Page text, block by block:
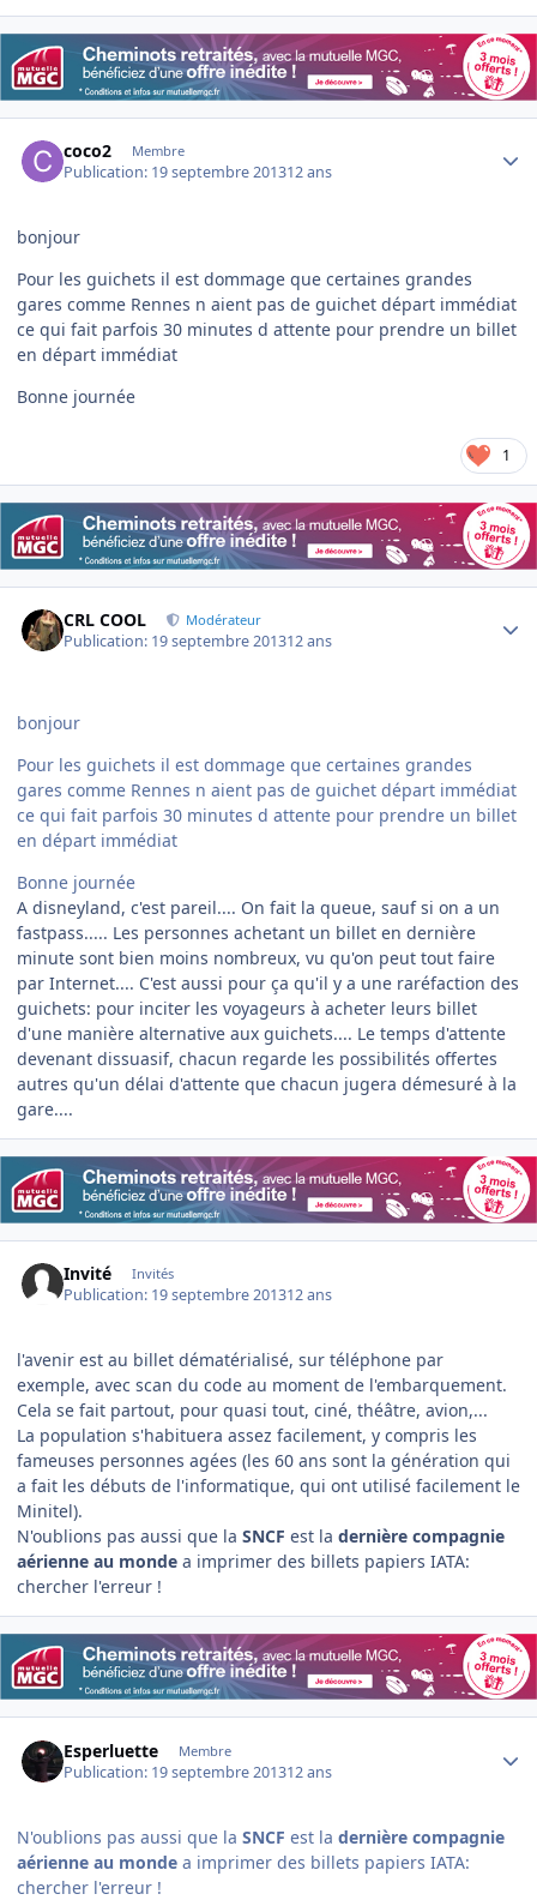
coco2 Membre
Publication: 19 septembre 201312 ans
bonjour
Pour les guichets il est dommage que certaines grandes
gares comme Rennes n aient pas de guichet départ immédiat
ce qui fait parfois 30 minutes d attente pour prendre un billet
en départ immédiat
Bonne journée
1
CRL COOL Modérateur
Publication: 19 septembre 201312 ans
bonjour
Pour les guichets il est dommage que certaines grandes
gares comme Rennes n aient pas de guichet départ immédiat
ce qui fait parfois 30 minutes d attente pour prendre un billet
en départ immédiat
Bonne journée
A disneyland, c'est pareil.... On fait la queue, sauf si on a un
fastpass..... Les personnes achetant un billet en dernière
minute sont bien moins nombreux, vu qu'on peut tout faire
par Internet.... C'est aussi pour ça qu'il y a une raréfaction des
guichets: pour inciter les voyageurs à acheter leurs billet
d'une manière alternative aux guichets.... Le temps d'attente
devenant dissuasif, chacun regarde les possibilités offertes
autres qu'un délai d'attente que chacun jugera démesuré à la
gare....
Invité Invités
Publication: 19 septembre 201312 ans
l'avenir est au billet dématérialisé, sur téléphone par
exemple, avec scan du code au moment de l'embarquement.
Cela se fait partout, pour quasi tout, ciné, théâtre, avion,...
La population s'habituera assez facilement, y compris les
fameuses personnes agées (les 60 ans sont la génération qui
a fait les débuts de l'informatique, qui ont utilisé facilement le
Minitel).
N'oublions pas aussi que la SNCF est la dernière compagnie
aérienne au monde a imprimer des billets papiers IATA:
chercher l'erreur !
Esperluette Membre
Publication: 19 septembre 201312 ans
N'oublions pas aussi que la SNCF est la dernière compagnie
aérienne au monde a imprimer des billets papiers IATA:
chercher l'erreur !